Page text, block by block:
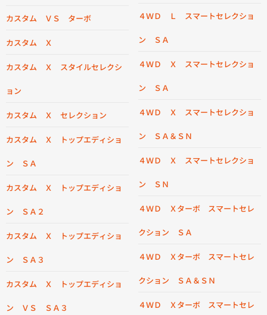
カスタム ＶＳ ターボ
カスタム Ｘ
カスタム Ｘ スタイルセレクシ
ョン
カスタム Ｘ セレクション
カスタム Ｘ トップエディショ
ン ＳＡ
カスタム Ｘ トップエディショ
ン ＳＡ２
カスタム Ｘ トップエディショ
ン ＳＡ３
カスタム Ｘ トップエディショ
ン ＶＳ ＳＡ３
４ＷＤ Ｌ スマートセレクショ
ン ＳＡ
４ＷＤ Ｘ スマートセレクショ
ン ＳＡ
４ＷＤ Ｘ スマートセレクショ
ン ＳＡ＆ＳＮ
４ＷＤ Ｘ スマートセレクショ
ン ＳＮ
４ＷＤ Ｘターボ スマートセレ
クション ＳＡ
４ＷＤ Ｘターボ スマートセレ
クション ＳＡ＆ＳＮ
４ＷＤ Ｘターボ スマートセレ